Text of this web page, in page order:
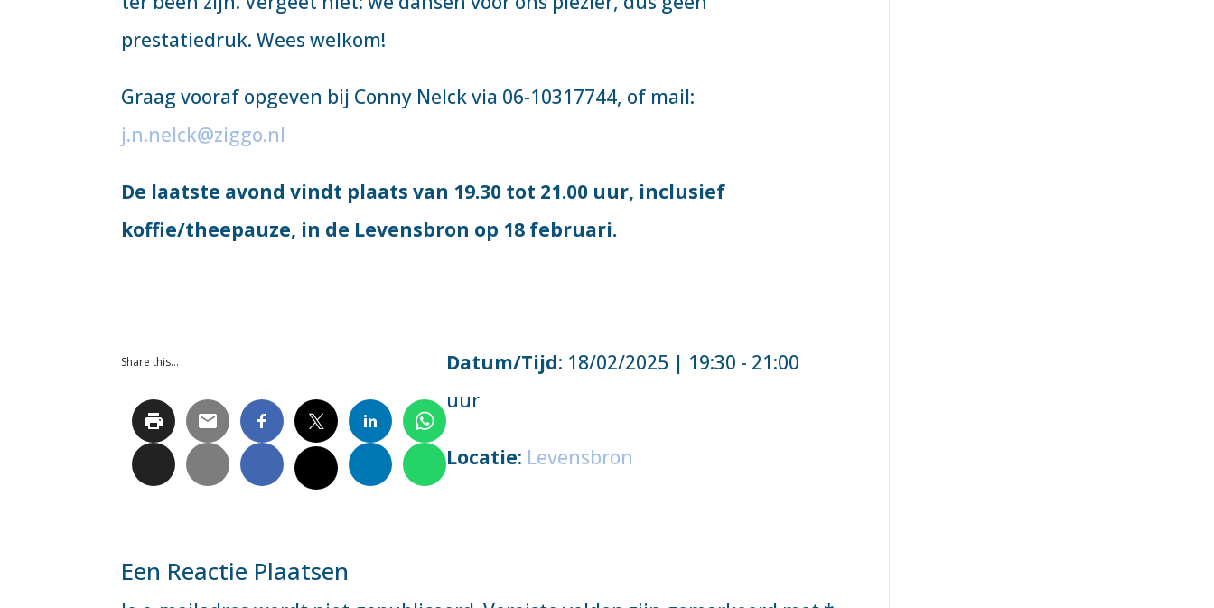
prestatiedruk. Wees welkom!
Graag vooraf opgeven bij Conny Nelck via 06-10317744, of mail:
j.n.nelck@ziggo.nl
De laatste avond vindt plaats van 19.30 tot 21.00 uur, inclusief
koffie/theepauze, in de Levensbron op 18 februari.
Share this… Datum/Tijd: 18/02/2025 | 19:30 - 21:00
uur
Locatie: Levensbron
Een Reactie Plaatsen